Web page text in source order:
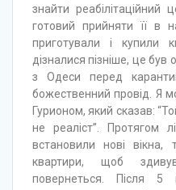
знайти
готовий прийняти її в
приготували і купили
дізналися пізніше, це був
з Одеси перед
божественний провід. Я
Гурионом, який сказав:
не реаліст”. Протягом
встановили нові
квартири, щоб
повернеться. Після 5